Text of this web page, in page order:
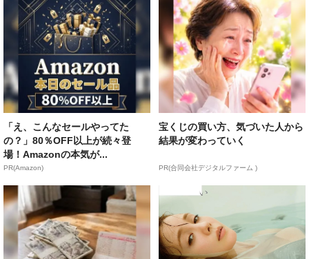
「え、こんなセールやってた
の？」80％OFF以上が続々登
場！Amazonの本気が...
PR(Amazon)
宝くじの買い方、気づいた人から
結果が変わっていく
PR(合同会社デジタルファーム )